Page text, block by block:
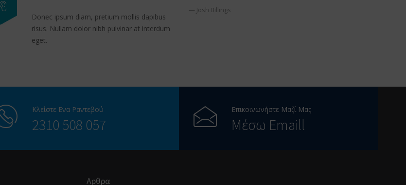
Donec ipsum diam, pretium mollis dapibus
risus. Nullam dolor nibh pulvinar at interdum
eget.
— Josh Billings
Κλείστε Ενα Ραντεβού
2310 508 057
Επικοινωνήστε Μαζί Μας
Μέσω Emaill
Αρθρα